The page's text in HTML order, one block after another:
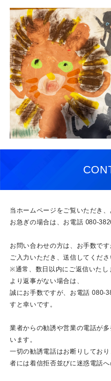
当ホームページをご覧いただき、
お急ぎの場合は、お電話 080-
お問い合わせの方は、お手数で
ご入力いただき、送信してくださ
※通常、数日以内にご返信いたし
より返事がない場合は、
誠にお手数ですが、お電話 080-
すと幸いです。
業者からの勧誘や営業の電話が
います。
一切の勧誘電話はお断りしてお
者には着信拒否並びに迷惑電話